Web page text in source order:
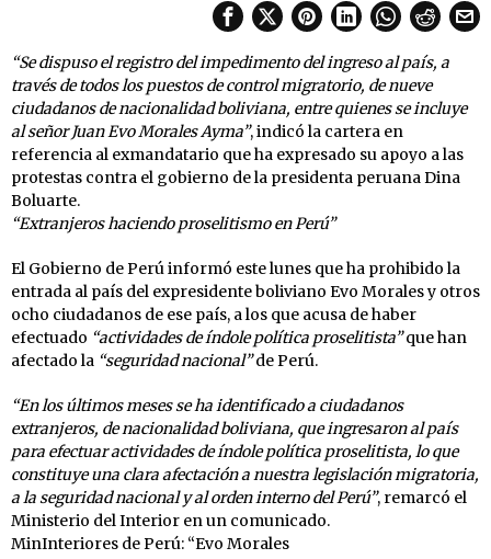
“Se dispuso el registro del impedimento del ingreso al país, a
través de todos los puestos de control migratorio, de nueve
ciudadanos de nacionalidad boliviana, entre quienes se incluye
al señor Juan Evo Morales Ayma”, indicó la cartera en
referencia al exmandatario que ha expresado su apoyo a las
protestas contra el gobierno de la presidenta peruana Dina
Boluarte.
“Extranjeros haciendo proselitismo en Perú”
El Gobierno de Perú informó este lunes que ha prohibido la
entrada al país del expresidente boliviano Evo Morales y otros
ocho ciudadanos de ese país, a los que acusa de haber
efectuado “actividades de índole política proselitista”que han
afectado la “seguridad nacional”de Perú.
“En los últimos meses se ha identificado a ciudadanos
extranjeros, de nacionalidad boliviana, que ingresaron al país
para efectuar actividades de índole política proselitista, lo que
constituye una clara afectación a nuestra legislación migratoria,
a la seguridad nacional y al orden interno del Perú”, remarcó el
Ministerio del Interior en un comunicado.
MinInteriores de Perú: “Evo Morales